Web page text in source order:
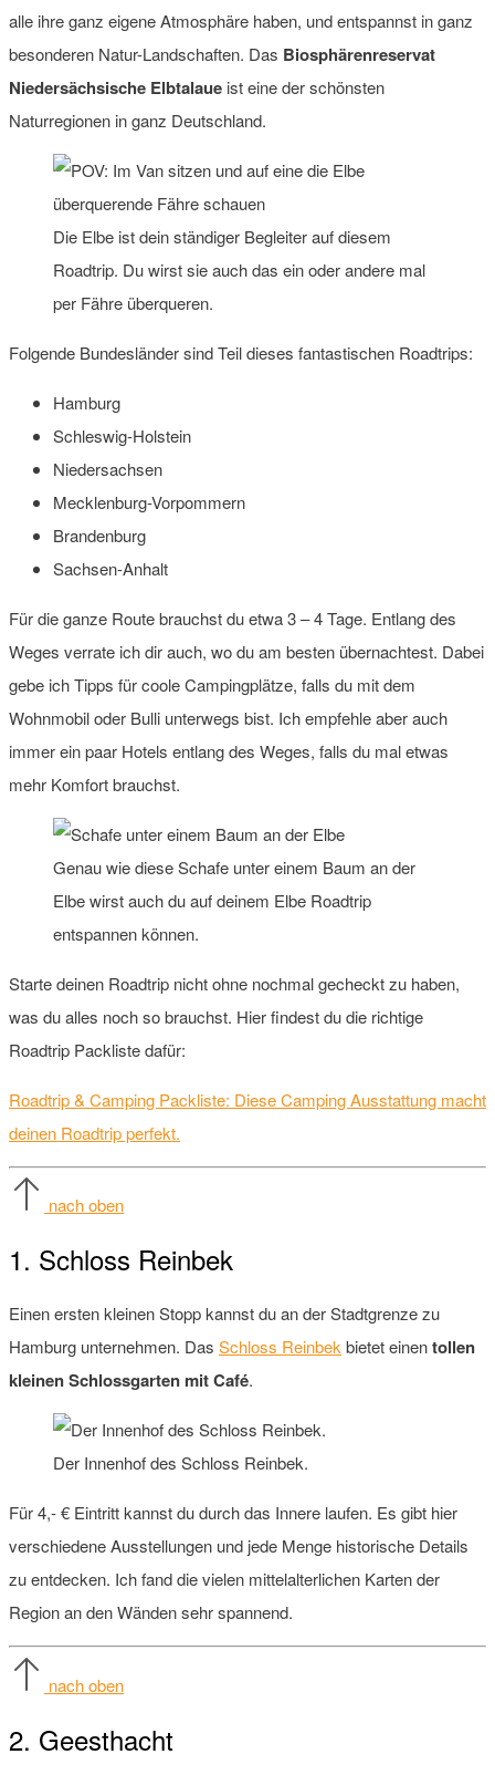
alle ihre ganz eigene Atmosphäre haben, und entspannst in ganz
besonderen Natur-Landschaften. Das Biosphärenreservat
Niedersächsische Elbtalaue ist eine der schönsten
Naturregionen in ganz Deutschland.
Die Elbe ist dein ständiger Begleiter auf diesem
Roadtrip. Du wirst sie auch das ein oder andere mal
per Fähre überqueren.
Folgende Bundesländer sind Teil dieses fantastischen Roadtrips:
Hamburg
Schleswig-Holstein
Niedersachsen
Mecklenburg-Vorpommern
Brandenburg
Sachsen-Anhalt
Für die ganze Route brauchst du etwa 3 – 4 Tage. Entlang des
Weges verrate ich dir auch, wo du am besten übernachtest. Dabei
gebe ich Tipps für coole Campingplätze, falls du mit dem
Wohnmobil oder Bulli unterwegs bist. Ich empfehle aber auch
immer ein paar Hotels entlang des Weges, falls du mal etwas
mehr Komfort brauchst.
Genau wie diese Schafe unter einem Baum an der
Elbe wirst auch du auf deinem Elbe Roadtrip
entspannen können.
Starte deinen Roadtrip nicht ohne nochmal gecheckt zu haben,
was du alles noch so brauchst. Hier findest du die richtige
Roadtrip Packliste dafür:
Roadtrip & Camping Packliste: Diese Camping Ausstattung macht
deinen Roadtrip perfekt.
nach oben
1. Schloss Reinbek
Einen ersten kleinen Stopp kannst du an der Stadtgrenze zu
Hamburg unternehmen. Das Schloss Reinbek bietet einentollen
kleinen Schlossgarten mit Café.
Der Innenhof des Schloss Reinbek.
Für 4,- € Eintritt kannst du durch das Innere laufen. Es gibt hier
verschiedene Ausstellungen und jede Menge historische Details
zu entdecken. Ich fand die vielen mittelalterlichen Karten der
Region an den Wänden sehr spannend.
nach oben
2. Geesthacht